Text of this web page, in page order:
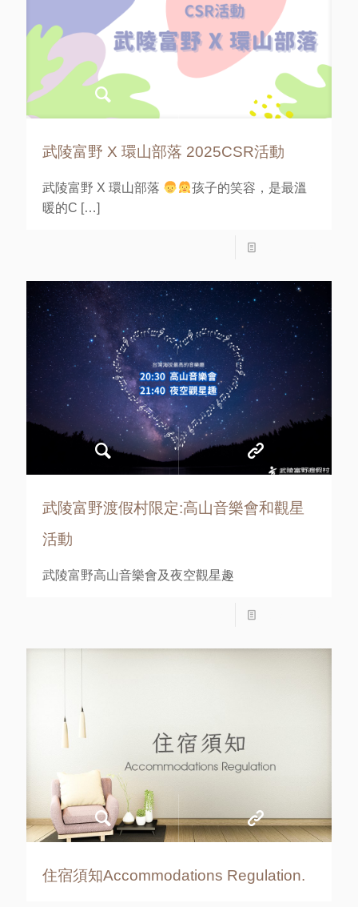
武陵富野 X 環山部落 2025CSR活動
武陵富野 X 環山部落
孩子的笑容，是最溫
暖的C […]
武陵富野渡假村限定:高山音樂會和觀星
活動
武陵富野高山音樂會及夜空觀星趣
住宿須知Accommodations Regulation.